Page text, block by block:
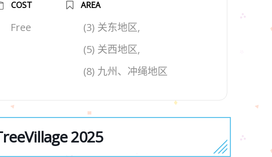
COST
Free
AREA
(3) 关东地区,
(5) 关西地区,
(8) 九州、冲绳地区
2025